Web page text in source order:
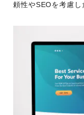
頼性やSEOを考慮し